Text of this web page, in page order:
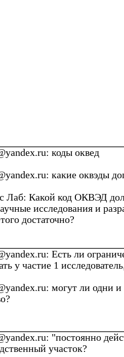
: коды оквед
: какие оквэды
Лаб: Какой код ОКВЭД
исследования и
достаточно?
Есть ли
у частие 1
: могут ли одни и
?
: "постоянно
участок?